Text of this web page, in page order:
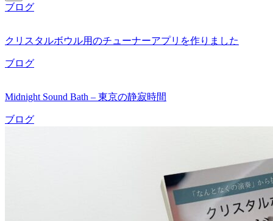
ブログ
クリスタルボウル用のチューナーアプリを作りました
ブログ
Midnight Sound Bath – 東京の静寂時間
ブログ